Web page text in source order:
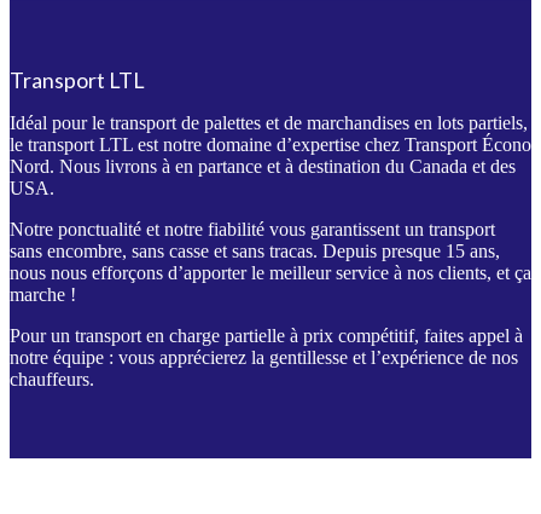
Transport LTL
Idéal pour le transport de palettes et de marchandises en lots partiels,
le transport LTL est notre domaine d’expertise chez Transport Écono
Nord. Nous livrons à en partance et à destination du Canada et des
USA.
Notre ponctualité et notre fiabilité vous garantissent un transport
sans encombre, sans casse et sans tracas. Depuis presque 15 ans,
nous nous efforçons d’apporter le meilleur service à nos clients, et ça
marche !
Pour un transport en charge partielle à prix compétitif, faites appel à
notre équipe : vous apprécierez la gentillesse et l’expérience de nos
chauffeurs.